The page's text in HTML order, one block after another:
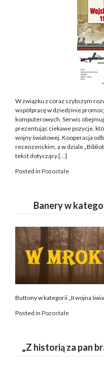
W związku z coraz szybszym
współpracę w dziedzinie
komputerowych. Serwis
prezentując ciekawe pozycje,
wojny światowej. Kooperacja
recenzenckim, a w dziale
tekst dotyczący […]
Posted in Pozostałe
Banery w
Buttony w kategorii „II wojna
Posted in Pozostałe
„Z historią za pan